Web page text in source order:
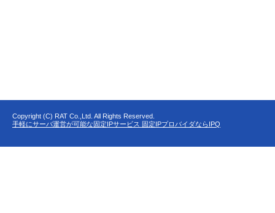
Copyright (C) RAT Co.,Ltd. All Rights Reserved.
手軽にサーバ運営が可能な固定IPサービス 固定IPプロバイダならIPQ